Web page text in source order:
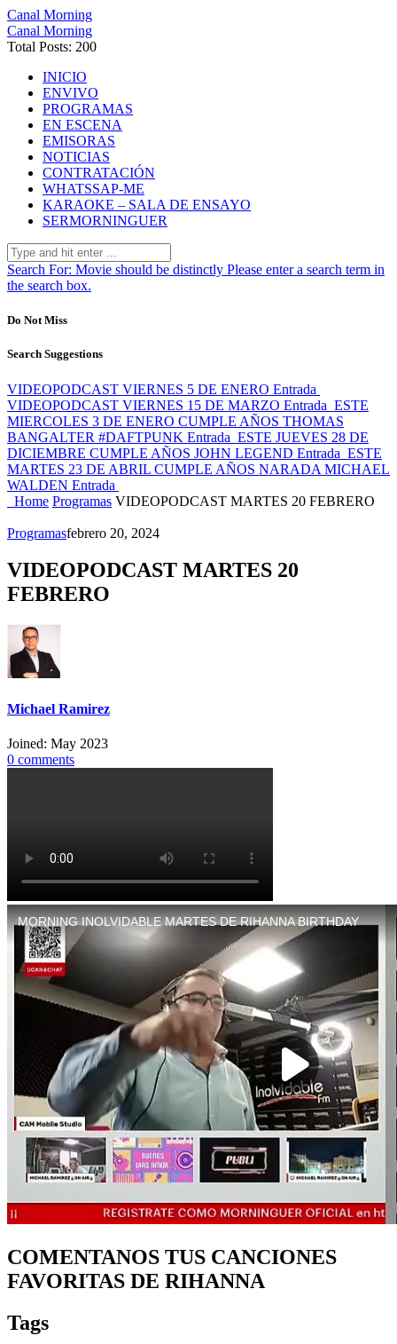
Canal Morning
Canal Morning
Total Posts: 200
INICIO
ENVIVO
PROGRAMAS
EN ESCENA
EMISORAS
NOTICIAS
CONTRATACIÓN
WHATSSAP-ME
KARAOKE – SALA DE ENSAYO
SERMORNINGUER
Search For: Movie should be distinctly Please enter a search term in
the search box.
Do Not Miss
Search Suggestions
VIDEOPODCAST VIERNES 5 DE ENERO Entrada
VIDEOPODCAST VIERNES 15 DE MARZO Entrada ESTE
MIERCOLES 3 DE ENERO CUMPLE AÑOS THOMAS
BANGALTER #DAFTPUNK Entrada ESTE JUEVES 28 DE
DICIEMBRE CUMPLE AÑOS JOHN LEGEND Entrada ESTE
MARTES 23 DE ABRIL CUMPLE AÑOS NARADA MICHAEL
WALDEN Entrada
Home Programas VIDEOPODCAST MARTES 20 FEBRERO
Programasfebrero 20, 2024
VIDEOPODCAST MARTES 20
FEBRERO
Michael Ramirez
Joined: May 2023
0 comments
COMENTANOS TUS CANCIONES
FAVORITAS DE RIHANNA
Tags